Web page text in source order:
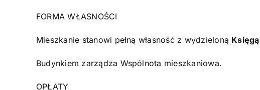
FORMA WŁASNOŚCI
Mieszkanie stanowi pełną własność z wydzieloną
Budynkiem zarządza Wspólnota mieszkaniowa.
OPŁATY